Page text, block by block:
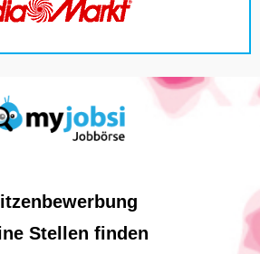
Stellen finden